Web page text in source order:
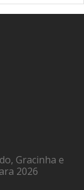
Gracinha e
2026